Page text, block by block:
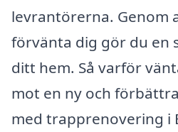
levrantörerna. Genom
förvänta dig gör du en
ditt hem. Så varför
mot en ny och
med trapprenovering i